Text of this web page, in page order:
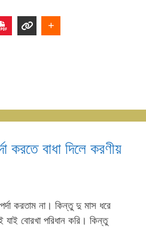
করতে বাধা দিলে করণীয়
করতাম না। কিন্তু দু মাস ধরে
যাই বোরখা পরিধান করি। কিন্তু